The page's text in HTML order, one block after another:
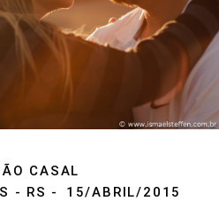
CASAL
- RS
15/ABRIL/2015